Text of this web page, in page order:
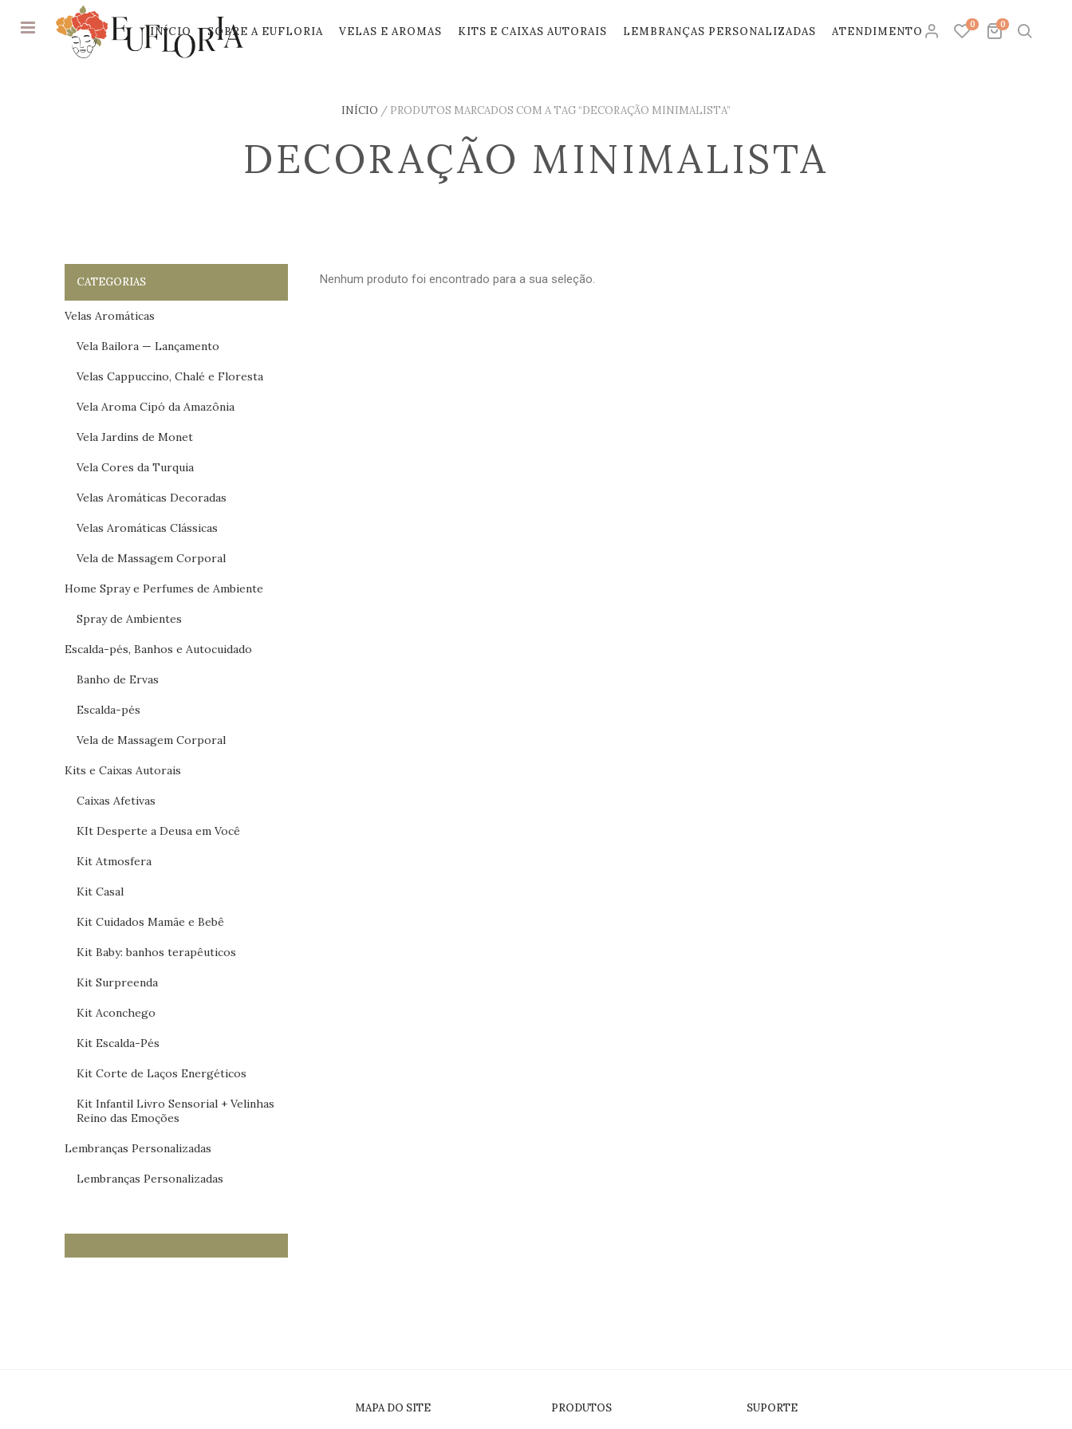
0
0
SENHA
ENDEREÇO DE E-MAIL *OBRIGATÓRIO
Login Registar
INÍCIO SOBRE A EUFLORIA VELAS E AROMAS KITS E CAIXAS AUTORAIS LEMBRANÇAS PERSONALIZADAS ATENDIMENTO
INÍCIO / PRODUTOS MARCADOS COM A TAG “DECORAÇÃO MINIMALISTA”
DECORAÇÃO MINIMALISTA
CATEGORIAS
Velas Aromáticas
Vela Bailora — Lançamento
Velas Cappuccino, Chalé e Floresta
Vela Aroma Cipó da Amazônia
Vela Jardins de Monet
Vela Cores da Turquia
Velas Aromáticas Decoradas
Velas Aromáticas Clássicas
Vela de Massagem Corporal
Home Spray e Perfumes de Ambiente
Spray de Ambientes
Escalda-pés, Banhos e Autocuidado
Banho de Ervas
Escalda-pés
Vela de Massagem Corporal
Kits e Caixas Autorais
Caixas Afetivas
KIt Desperte a Deusa em Você
Kit Atmosfera
Kit Casal
Kit Cuidados Mamãe e Bebê
Kit Baby: banhos terapêuticos
Kit Surpreenda
Kit Aconchego
Kit Escalda-Pés
Kit Corte de Laços Energéticos
Kit Infantil Livro Sensorial + Velinhas
Reino das Emoções
Lembranças Personalizadas
Lembranças Personalizadas
Nenhum produto foi encontrado para a sua seleção.
MAPA DO SITE PRODUTOS SUPORTE